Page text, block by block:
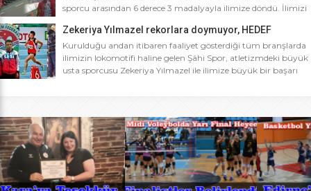
sporcu arasından 6 derece 3 madalyayla ilimize döndü. İlimizi
spor, başarılarına bir yensini ekledi. İstanbul’da yapılan ve
50’yi aşkın ülkeden 8 bin sporcunun katıldığı Vodafone 13.
İstanbul Yarı Maratonuna katılan […]
Zekeriya Yılmazel rekorlara doymuyor, HEDEF
OLİMPİYAT ŞAMPİYONLUĞU
Kurulduğu andan itibaren faaliyet gösterdiği tüm branşlarda
ilimizin lokomotifi haline gelen Şâhi Spor, atletizmdeki büyük
usta sporcusu Zekeriya Yılmazel ile ilimize büyük bir başarı
başarılarına yenilerini ekledi. İstanbul Ataköy’de 11-12 Mart
2017 tarihlerinde düzenlenen Masterlar […]